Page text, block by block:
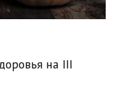
на III